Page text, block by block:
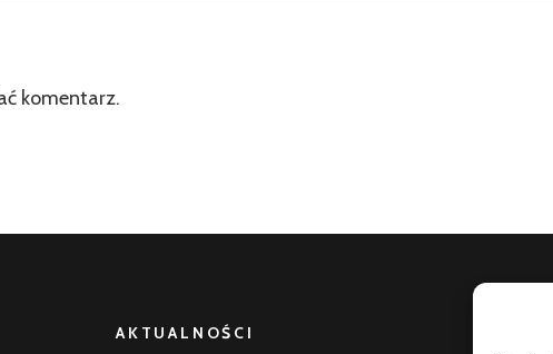
komentarz.
AKTUALNOŚCI